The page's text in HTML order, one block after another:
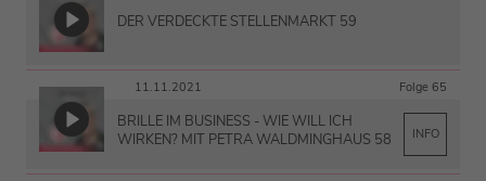
DER VERDECKTE STELLENMARKT 59
11.11.2021 Folge 65
BRILLE IM BUSINESS - WIE WILL ICH
WIRKEN? MIT PETRA WALDMINGHAUS 58
INFO